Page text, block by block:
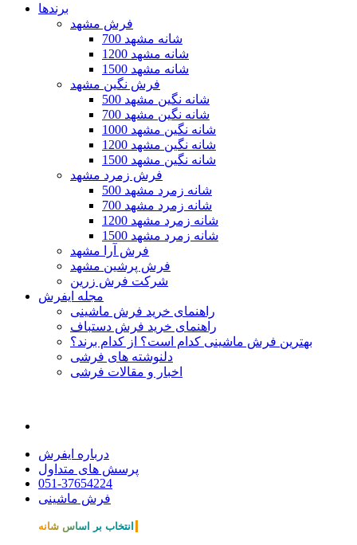
برندها
فرش مشهد
700 شانه مشهد
1200 شانه مشهد
1500 شانه مشهد
فرش نگین مشهد
500 شانه نگین مشهد
700 شانه نگین مشهد
1000 شانه نگین مشهد
1200 شانه نگین مشهد
1500 شانه نگین مشهد
فرش زمرد مشهد
500 شانه زمرد مشهد
700 شانه زمرد مشهد
1200 شانه زمرد مشهد
1500 شانه زمرد مشهد
فرش آرا مشهد
فرش پرشین مشهد
شرکت فرش زرین
مجله ایفرش
راهنمای خرید فرش ماشینی
راهنمای خرید فرش دستباف
بهترین فرش ماشینی کدام است؟ از کدام برند؟
دلنوشته های فرشی
اخبار و مقالات فرشی
درباره ایفرش
پرسش های متداول
051-37654224
فرش ماشینی
انتخاب بر اساس شانه